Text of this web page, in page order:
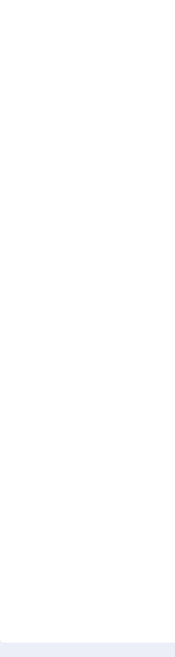
喚起・申込停止)など
連情報を集計し、図